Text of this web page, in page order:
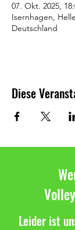
07. Okt. 2025,
Isernhagen,
Deutschland
Diese
Leider ist